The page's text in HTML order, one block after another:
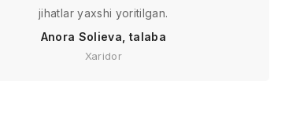
jihatlar yaxshi yoritilgan.
Anora Solieva, talaba
Xaridor